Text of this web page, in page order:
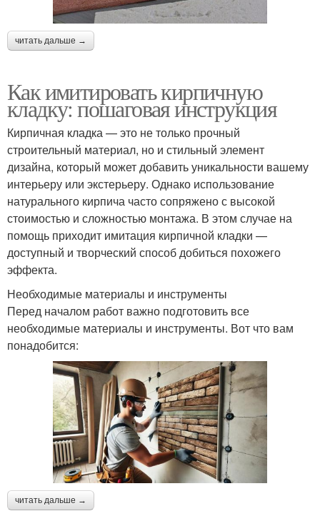
читать дальше →
Как имитировать кирпичную
кладку: пошаговая инструкция
Кирпичная кладка — это не только прочный
строительный материал, но и стильный элемент
дизайна, который может добавить уникальности вашему
интерьеру или экстерьеру. Однако использование
натурального кирпича часто сопряжено с высокой
стоимостью и сложностью монтажа. В этом случае на
помощь приходит имитация кирпичной кладки —
доступный и творческий способ добиться похожего
эффекта.
Необходимые материалы и инструменты
Перед началом работ важно подготовить все
необходимые материалы и инструменты. Вот что вам
понадобится:
читать дальше →